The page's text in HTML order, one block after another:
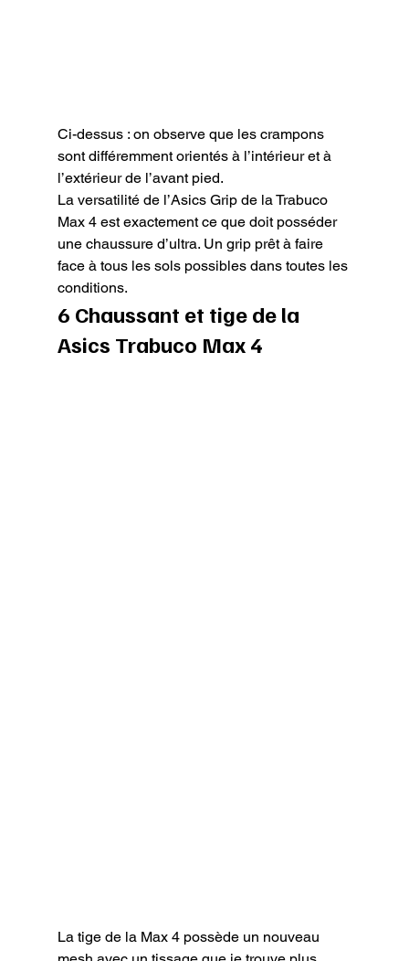
Ci-dessus : on observe que les crampons
sont différemment orientés à l’intérieur et à
l’extérieur de l’avant pied.
La versatilité de l’Asics Grip de la Trabuco
Max 4 est exactement ce que doit posséder
une chaussure d’ultra. Un grip prêt à faire
face à tous les sols possibles dans toutes les
conditions.
6 Chaussant et tige de la
Asics Trabuco Max 4
La tige de la Max 4 possède un nouveau